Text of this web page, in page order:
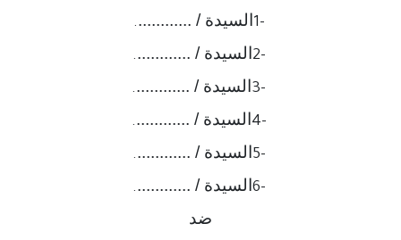
1-السيدة / .............
2-السيدة / .............
3-السيدة / .............
4-السيدة / .............
5-السيدة / .............
6-السيدة / .............
ضد